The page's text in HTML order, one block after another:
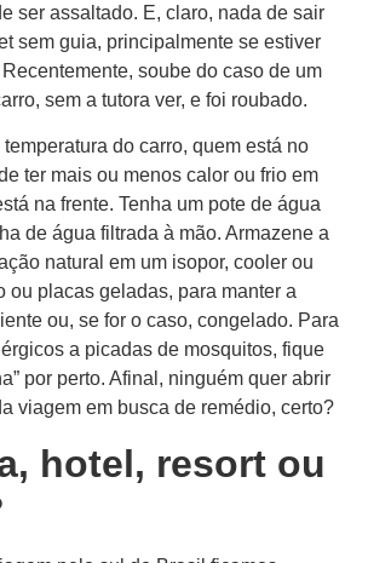
ser assaltado. E, claro, nada de sair
sem guia, principalmente se estiver
soube do caso de um
sem a tutora ver, e foi roubado.
do carro, quem está no
ter mais ou menos calor ou frio em
na frente. Tenha um pote de água
de água filtrada à mão. Armazene a
natural em um isopor, cooler ou
ou placas geladas, para manter a
ou, se for o caso, congelado. Para
a picadas de mosquitos, fique
por perto. Afinal, ninguém quer abrir
viagem em busca de remédio, certo?
hotel, resort ou